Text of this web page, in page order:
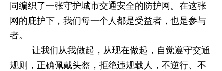
同编织了一张守护城市交通安全的防护网。在这张
网的庇护下，我们每一个人都是受益者，也是参与
者。
让我们从我做起，从现在做起，自觉遵守交通
规则，正确佩戴头盔，拒绝违规载人，不逆行、不